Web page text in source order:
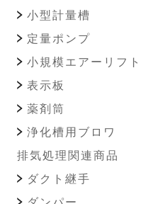
小型計量槽
定量ポンプ
小規模エアーリフト
表示板
薬剤筒
浄化槽用ブロワ
排気処理関連商品
ダクト継手